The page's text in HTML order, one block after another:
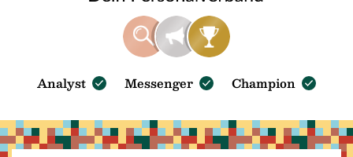
Analyst Messenger Champion